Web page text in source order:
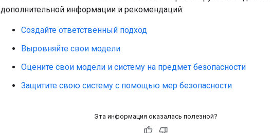
дополнительной информации и рекомендаций:
Создайте ответственный подход
Выровняйте свои модели
Оцените свои модели и систему на предмет безопасности
Защитите свою систему с помощью мер безопасности
Эта информация оказалась полезной?